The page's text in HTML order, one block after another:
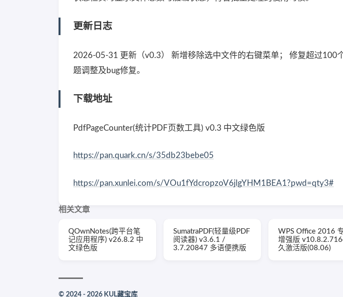
更新日志
2026-05-31 更新（v0.3） 新增移除选中文件的右键菜单； 修复超过100
题调整及bug修复。
下载地址
PdfPageCounter(统计PDF页数工具) v0.3 中文绿色版
https://pan.quark.cn/s/35db23bebe05
https://pan.xunlei.com/s/VOu1fYdcropzoV6jlgYHM1BEA1?pwd=qty3#
相关文章
QOwnNotes(跨平台笔
记应用程序) v26.8.2 中
文绿色版
SumatraPDF(轻量级PDF
阅读器) v3.6.1 /
3.7.20847 多语便携版
WPS Office 2016
增强版
久激活版(08.06)
© 2024 - 2026 KUL藏宝库